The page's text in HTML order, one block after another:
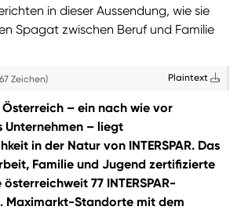
in dieser Aussendung, wie sie
Spagat zwischen Beruf und Familie
Zeichen) Plaintext
Österreich – ein nach wie vor
Unternehmen – liegt
in der Natur von INTERSPAR. Das
Familie und Jugend zertifizierte
77 INTERSPAR-
Maximarkt-Standorte mit dem